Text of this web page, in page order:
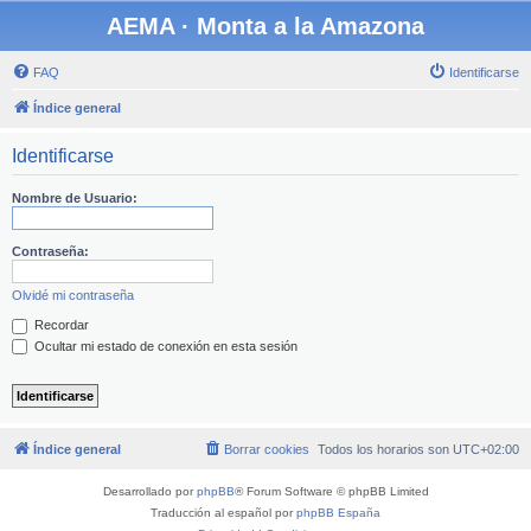
AEMA · Monta a la Amazona
FAQ Identificarse
Índice general
Identificarse
Nombre de Usuario:
Contraseña:
Olvidé mi contraseña
Recordar
Ocultar mi estado de conexión en esta sesión
Índice general Todos los horarios son UTC+02:00
Borrar cookies
Desarrollado porphpBB® Forum Software © phpBB Limited
Traducción al español porphpBB España